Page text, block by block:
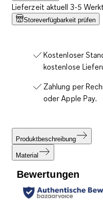
Lieferzeit aktuell 3-5
Storeverfügbarkeit prüfen
Kostenloser
kostenlose
Zahlung per
oder Apple Pay.
Produktbeschreibung
Material
Bewertungen